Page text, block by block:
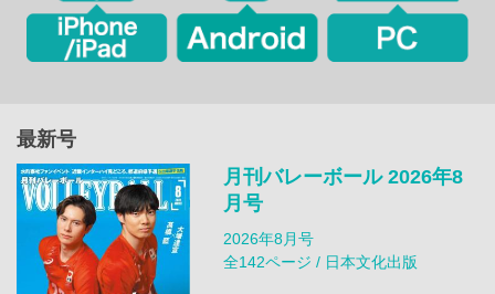
最新号
月刊バレーボール 2026年8
月号
2026年8月号
全142ページ / 日本文化出版